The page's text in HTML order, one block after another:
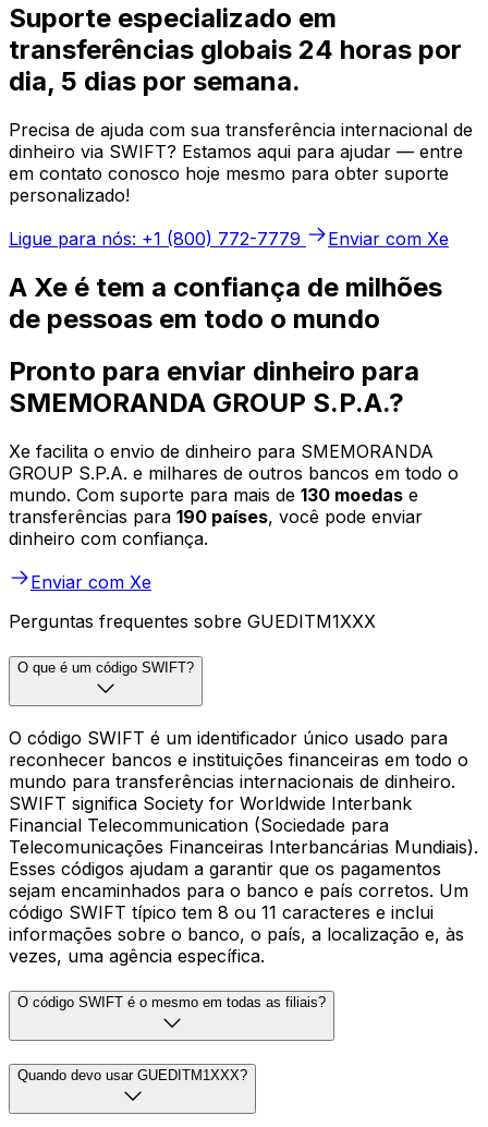
Suporte especializado em
transferências globais 24 horas por
dia, 5 dias por semana.
Precisa de ajuda com sua transferência internacional de
dinheiro via SWIFT? Estamos aqui para ajudar — entre
em contato conosco hoje mesmo para obter suporte
personalizado!
Ligue para nós: +1 (800) 772-7779
Enviar com Xe
A Xe é tem a confiança de milhões
de pessoas em todo o mundo
Pronto para enviar dinheiro para
SMEMORANDA GROUP S.P.A.?
Xe facilita o envio de dinheiro para SMEMORANDA
GROUP S.P.A. e milhares de outros bancos em todo o
mundo. Com suporte para mais de 130 moedas e
transferências para 190 países, você pode enviar
dinheiro com confiança.
Enviar com Xe
Perguntas frequentes sobre GUEDITM1XXX
O que é um código SWIFT?
O código SWIFT é um identificador único usado para
reconhecer bancos e instituições financeiras em todo o
mundo para transferências internacionais de dinheiro.
SWIFT significa Society for Worldwide Interbank
Financial Telecommunication (Sociedade para
Telecomunicações Financeiras Interbancárias Mundiais).
Esses códigos ajudam a garantir que os pagamentos
sejam encaminhados para o banco e país corretos. Um
código SWIFT típico tem 8 ou 11 caracteres e inclui
informações sobre o banco, o país, a localização e, às
vezes, uma agência específica.
O código SWIFT é o mesmo em todas as filiais?
Quando devo usar GUEDITM1XXX?